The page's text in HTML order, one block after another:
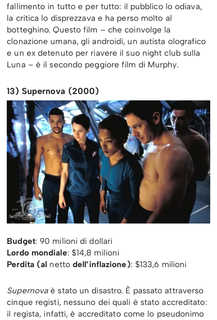
fallimento in tutto e per tutto: il pubblico lo odiava,
la critica lo disprezzava e ha perso molto al
botteghino. Questo film – che coinvolge la
clonazione umana, gli androidi, un autista olografico
e un ex detenuto per riavere il suo night club sulla
Luna – è il secondo peggiore film di Murphy.
13) Supernova (2000)
Budget: 90 milioni di dollari
Lordo mondiale: $14,8 milioni
Perdita (al nettodell’inflazione): $133,6 milioni
Supernovaè stato un disastro. È passato attraverso
cinque registi, nessuno dei quali è stato accreditato:
il regista, infatti, è accreditato come lo pseudonimo